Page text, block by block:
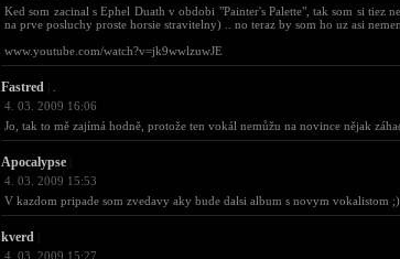
Ked som zacinal s Ephel Duath v obdobi "Painter's Palette", tak som si tiez
na prve posluchy proste horsie stravitelny) .. no teraz by som ho uz asi
www.youtube.com/watch?v=jk9wwlzuwJE
Fastred
4. 03. 2009 16:06
Jo, tak to mě zajímá hodně, protože ten vokál nemůžu na novince nějak
Apocalypse
4. 03. 2009 15:53
V kazdom pripade som zvedavy aky bude dalsi album s novym vokalistom ;)
kverd
4. 03. 2009 15:27